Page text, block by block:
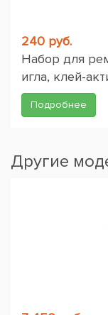
240 руб.
Набор для
игла, клей-
Подробнее
Другие